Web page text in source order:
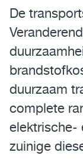
MAN Smart Tacho
De
duurzaam
complete
elektrische-
zuinige